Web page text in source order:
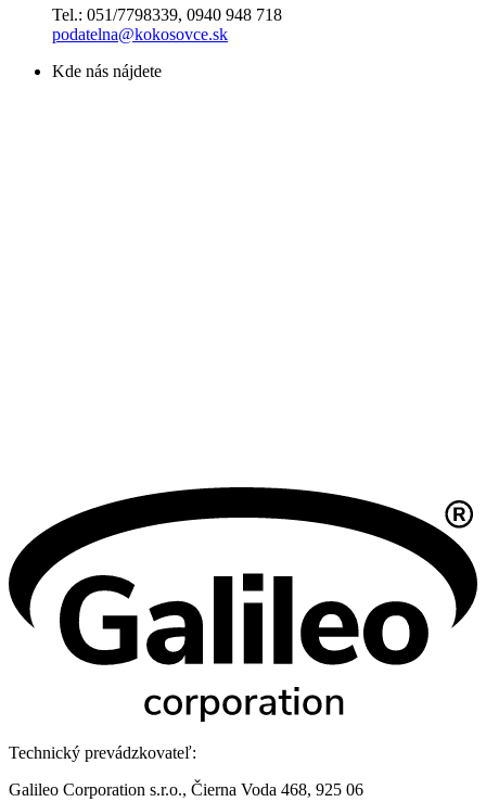
Tel.: 051/7798339, 0940 948 718
podatelna@kokosovce.sk
Kde nás nájdete
Technický prevádzkovateľ:
Galileo Corporation s.r.o., Čierna Voda 468, 925 06